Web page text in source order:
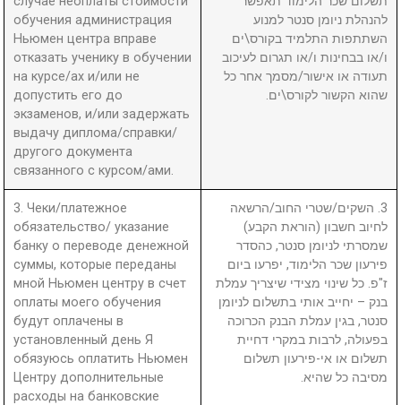
обучения администрация
Ньюмен центра вправе
отказать ученику в обучении
на курсе/ах и/или не
допустить его до
экзаменов, и/или задержать
выдачу диплома/справки/
другого документа
связанного с курсом/ами.
להנהלת ניומן סנטר למנוע
השתתפות התלמיד בקורס\ים
ו/או בבחינות ו/או תגרום לעיכוב
תעודה או אישור/מסמך אחר כל
שהוא הקשור לקורס\ים.
3. Чеки/платежное
обязательство/ указание
банку о переводе денежной
суммы, которые переданы
мной Ньюмен центру в счет
оплаты моего обучения
будут оплачены в
установленный день Я
обязуюсь оплатить Ньюмен
Центру дополнительные
расходы на банковские
3. השקים/שטרי החוב/הרשאה
לחיוב חשבון (הוראת הקבע)
שמסרתי לניומן סנטר, כהסדר
פירעון שכר הלימוד, יפרעו ביום
ז"פ. כל שינוי מצידי שיצריך עמלת
בנק – יחייב אותי בתשלום לניומן
סנטר, בגין עמלת הבנק הכרוכה
בפעולה, לרבות במקרי דחיית
תשלום או אי-פירעון תשלום
מסיבה כל שהיא.